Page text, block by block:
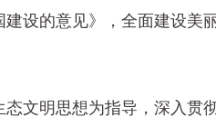
的意见》，全面建设美
明思想为指导，深入贯